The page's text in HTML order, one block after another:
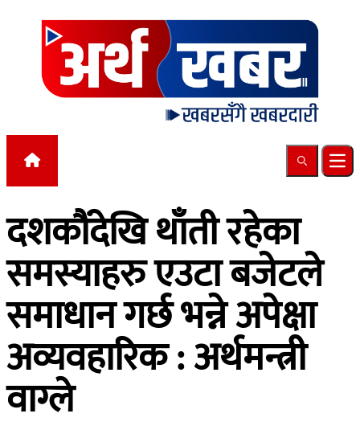
Skip to content
Search
दशकौंदेखि थाँती रहेका
समस्याहरु एउटा बजेटले
समाधान गर्छ भन्ने अपेक्षा
अव्यवहारिक : अर्थमन्त्री
वाग्ले